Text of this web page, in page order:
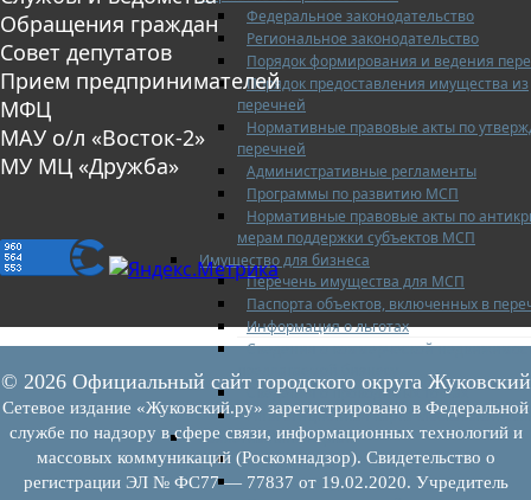
Федеральное законодательство
Региональное законодательство
Порядок формирования и ведения
Порядок предоставления имущества из
перечней
Нормативные правовые акты по
перечней
Административные регламенты
Программы по развитию МСП
Нормативные правовые акты по
мерам поддержки субъектов МСП
Имущество для бизнеса
Перечень имущества для МСП
Паспорта объектов, включенных в
Информация о льготах
Сведения о коммерческой
предлагаемой бизнесу
Сведения о проводимых торгах
Инвестиционная карта Московской
Коллегиальный орган
Регламентирующие документы
График заседаний
Обращения граждан
Совет депутатов
Прием предпринимателей
МФЦ
МАУ о/л «Восток-2»
МУ МЦ «Дружба»
© 2026 Официальный сайт городского округа Жуковский
Сетевое издание «Жуковский.ру» зарегистрировано в Федеральной
службе по надзору в сфере связи, информационных технологий и
массовых коммуникаций (Роскомнадзор). Свидетельство о
регистрации ЭЛ № ФС77 — 77837 от 19.02.2020. Учредитель